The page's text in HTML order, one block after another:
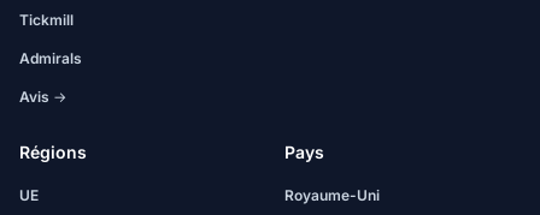
Tickmill
Admirals
Avis →
Régions
UE
Pays
Royaume-Uni